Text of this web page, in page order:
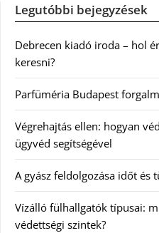
Legutóbbi bejegyzések
Debrecen kiadó iroda – hol
keresni?
Parfüméria Budapest
Végrehajtás ellen: hogyan
ügyvéd segítségével
A gyász feldolgozása időt és
Vízálló fülhallgatók típusai:
védettségi szintek?